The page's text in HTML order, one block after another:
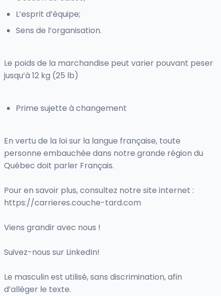
L’esprit d’équipe;
Sens de l’organisation.
Le poids de la marchandise peut varier pouvant peser
jusqu’à 12 kg (25 lb)
Prime sujette à changement
En vertu de la loi sur la langue française, toute
personne embauchée dans notre grande région du
Québec doit parler Français.
Pour en savoir plus, consultez notre site internet :
https://carrieres.couche-tard.com
Viens grandir avec nous !
Suivez-nous sur LinkedIn!
Le masculin est utilisé, sans discrimination, afin
d’alléger le texte.